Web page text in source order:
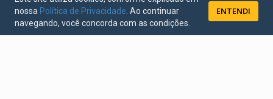
nossa Política de Privacidade . Ao continuar
navegando, você concorda com as condições.
ENTENDI